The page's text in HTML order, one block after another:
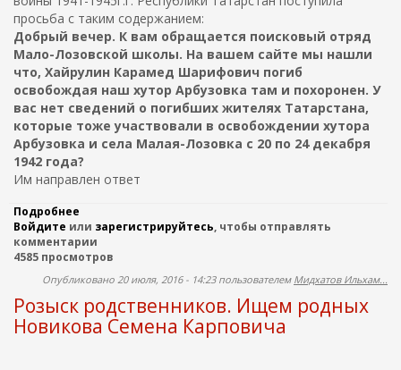
и
ч
А
Х
У
Т
Д
И
Н
О
В
А
ш
г
о
к
р
а
с
о
ф
л
ц
а
Р
д
а
е
в
просьба с таким содержанием:
Добрый вечер. К вам обращается поисковый отряд
Мало-Лозовской школы. На вашем сайте мы нашли
что, Хайрулин Карамед Шарифович погиб
освобождая наш хутор Арбузовка там и похоронен. У
вас нет сведений о погибших жителях Татарстана,
которые тоже участвовали в освобождении хутора
Арбузовка и села Малая-Лозовка с 20 по 24 декабря
1942 года?
Им направлен ответ
Подробнее
П
о
и
к
о
в
и
Войдите или зарегистрируйтесь, чтобы отправлять
комментарии
4585 просмотров
Опубликовано 20 июля, 2016 - 14:23 пользователем Мидхатов Ильхам...
Розыск родственников. Ищем родных
Новикова Семена Карповича